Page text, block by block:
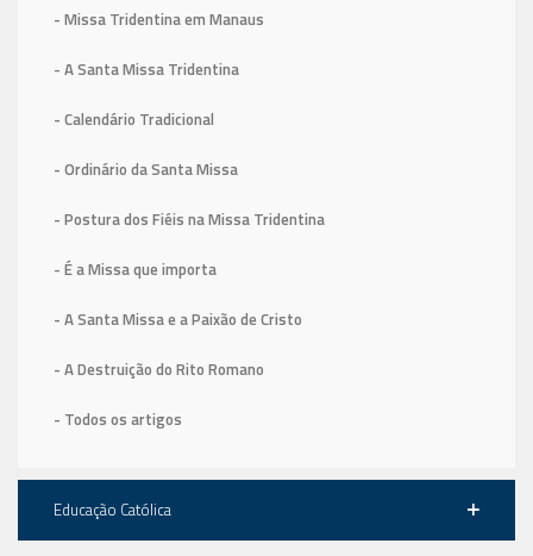
- Missa Tridentina em Manaus
- A Santa Missa Tridentina
- Calendário Tradicional
- Ordinário da Santa Missa
- Postura dos Fiéis na Missa Tridentina
- É a Missa que importa
- A Santa Missa e a Paixão de Cristo
- A Destruição do Rito Romano
- Todos os artigos
Educação Católica